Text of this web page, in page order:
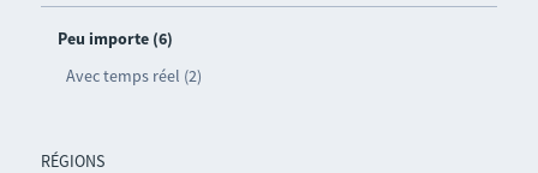
Peu importe (6)
Avec temps réel (2)
RÉGIONS